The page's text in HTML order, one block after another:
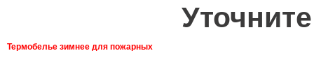
Термобелье зимнее для пожарных